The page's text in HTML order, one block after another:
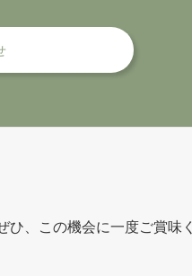
、この機会に一度ご賞味く